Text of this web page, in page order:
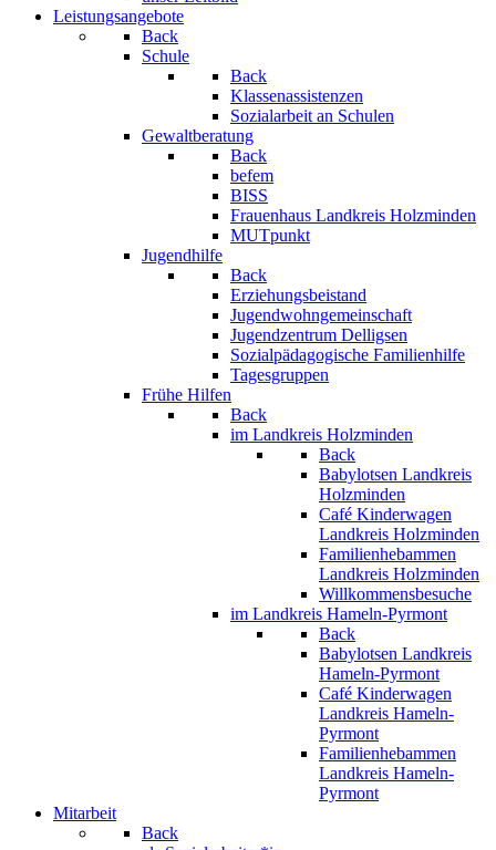
Leistungsangebote
Back
Schule
Back
Klassenassistenzen
Sozialarbeit an Schulen
Gewaltberatung
Back
befem
BISS
Frauenhaus Landkreis Holzminden
MUTpunkt
Jugendhilfe
Back
Erziehungsbeistand
Jugendwohngemeinschaft
Jugendzentrum Delligsen
Sozialpädagogische Familienhilfe
Tagesgruppen
Frühe Hilfen
Back
im Landkreis Holzminden
Back
Babylotsen Landkreis
Holzminden
Café Kinderwagen
Landkreis Holzminden
Familienhebammen
Landkreis Holzminden
Willkommensbesuche
im Landkreis Hameln-Pyrmont
Back
Babylotsen Landkreis
Hameln-Pyrmont
Café Kinderwagen
Landkreis Hameln-
Pyrmont
Familienhebammen
Landkreis Hameln-
Pyrmont
Mitarbeit
Back